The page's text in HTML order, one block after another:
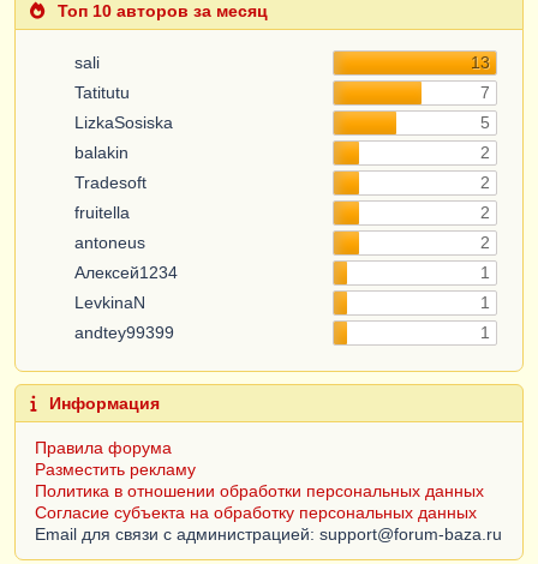
Топ 10 авторов за месяц
sali
13
Tatitutu
7
LizkaSosiska
5
balakin
2
Tradesoft
2
fruitella
2
antoneus
2
Алексей1234
1
LevkinaN
1
andtey99399
1
Информация
Правила форума
Разместить рекламу
Политика в отношении обработки персональных данных
Согласие субъекта на обработку персональных данных
Email для связи с администрацией: